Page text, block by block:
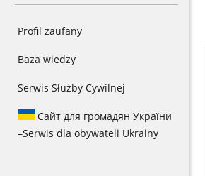
Profil zaufany
Baza wiedzy
Serwis Służby Cywilnej
Сайт для громадян України
–Serwis dla obywateli Ukrainy